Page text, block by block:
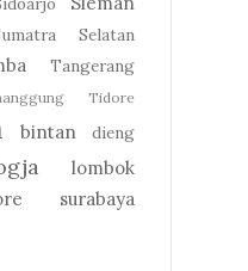
Selatan
Tangerang
Tidore
bintan dieng
lombok
surabaya